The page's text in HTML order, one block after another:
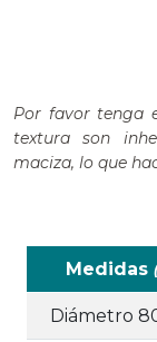
Por favor tenga
textura son
maciza, lo que
Medidas
Diámetro